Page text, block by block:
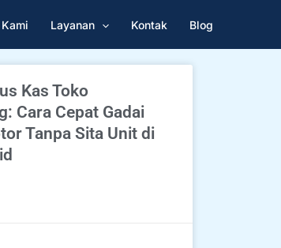
Layanan Kontak Blog
Kas Toko
Cara Cepat Gadai
Tanpa Sita Unit di